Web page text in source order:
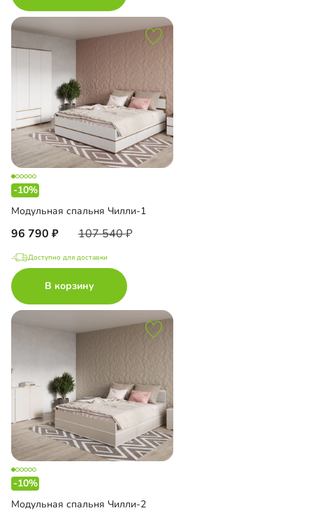
-10%
Модульная спальня Чилли-1
96 790 107 540
Доступно для доставки
В корзину
-10%
Модульная спальня Чилли-2